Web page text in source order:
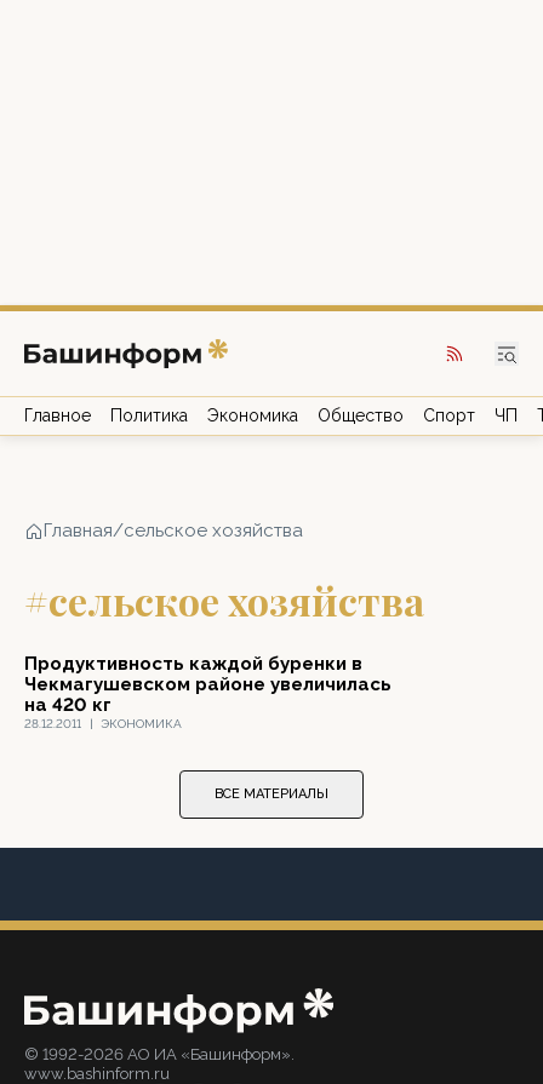
Главное Политика Экономика Общество Спорт ЧП
Главная/сельское хозяйства
#сельское хозяйства
28.12.2011 | ЭКОНОМИКА
Продуктивность каждой буренки в
Чекмагушевском районе увеличилась
на 420 кг
ВСЕ МАТЕРИАЛЫ
© 1992-2026 АО ИА «Башинформ».
www.bashinform.ru